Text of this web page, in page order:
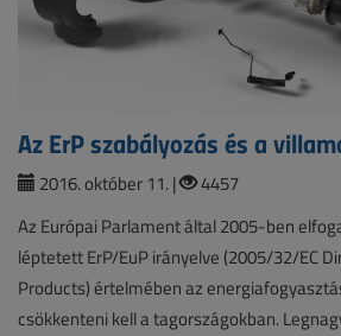
Az ErP szabályozás és a
2016. október 11. |
4457
Az Európai Parlament által 2005-ben
léptetett ErP/EuP irányelve (2005/32/EC
Products) értelmében az
csökkenteni kell a tagországokban.